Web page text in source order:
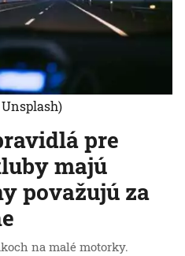
pre
majú
považujú za
na malé motorky.
Unsplash)